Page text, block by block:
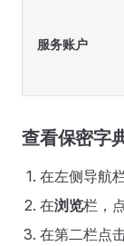
服务账户
查看保密字
在左侧导航
在浏览栏，
在第二栏点